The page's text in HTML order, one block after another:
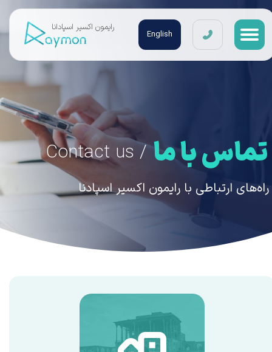
تماس با ما / Contact us
راه‌های ارتباطی با رایمون اکسیر اسپادنا
​رایمون اکسیر اسپادانا
English